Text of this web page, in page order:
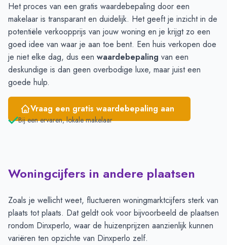
Het proces van een gratis waardebepaling door een
makelaar is transparant en duidelijk. Het geeft je inzicht in de
potentiële verkoopprijs van jouw woning en je krijgt zo een
goed idee van waar je aan toe bent. Een huis verkopen doe
je niet elke dag, dus een waardebepaling van een
deskundige is dan geen overbodige luxe, maar juist een
goede hulp.
Vraag een gratis waardebepaling aan
Bij een ervaren, lokale makelaar
Woningcijfers in andere plaatsen
Zoals je wellicht weet, fluctueren woningmarktcijfers sterk van
plaats tot plaats. Dat geldt ook voor bijvoorbeeld de plaatsen
rondom Dinxperlo, waar de huizenprijzen aanzienlijk kunnen
variëren ten opzichte van Dinxperlo zelf.